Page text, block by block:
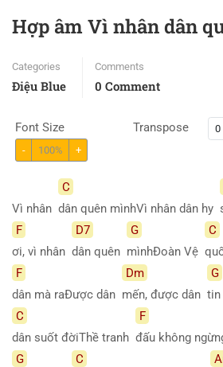
Hợp âm Vì nhân dân
Categories
Điệu Blue
Comments
0 Comment
Font Size
- 100% +
Transpose
Vì nhân
C
dân quên mìnhVì nhân dân hy
F
ơi, vì nhân
D7
dân quên
G
mìnhĐoàn Vệ
C
F
dân mà raĐược dân
Dm
mến, được dân
G
tin
C
dân suốt đờiThề tranh
F
đấu không
G
C